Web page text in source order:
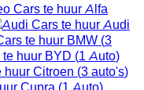
Alfa
Audi
BMW (3
BYD (1Auto)
Citroen (3 auto's)